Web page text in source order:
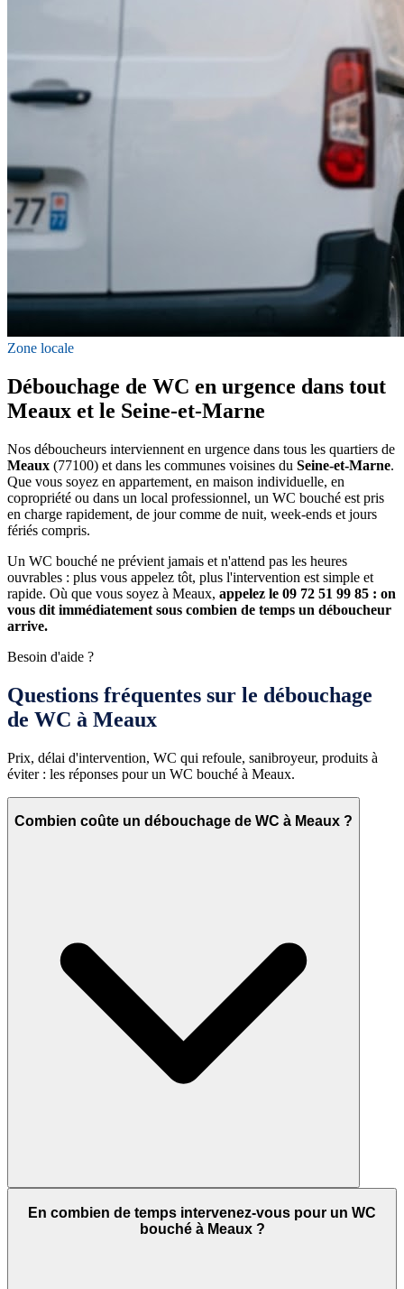
Zone locale
Débouchage de WC en urgence dans tout
Meaux et le Seine-et-Marne
Nos déboucheurs interviennent en urgence dans tous les quartiers de
Meaux (77100) et dans les communes voisines du Seine-et-Marne.
Que vous soyez en appartement, en maison individuelle, en
copropriété ou dans un local professionnel, un WC bouché est pris
en charge rapidement, de jour comme de nuit, week-ends et jours
fériés compris.
Un WC bouché ne prévient jamais et n'attend pas les heures
ouvrables : plus vous appelez tôt, plus l'intervention est simple et
rapide. Où que vous soyez à Meaux, appelez le 09 72 51 99 85 : on
vous dit immédiatement sous combien de temps un déboucheur
arrive.
Besoin d'aide ?
Questions fréquentes sur le débouchage
de WC à Meaux
Prix, délai d'intervention, WC qui refoule, sanibroyeur, produits à
éviter : les réponses pour un WC bouché à Meaux.
Combien coûte un débouchage de WC à Meaux ?
En combien de temps intervenez-vous pour un WC
bouché à Meaux ?